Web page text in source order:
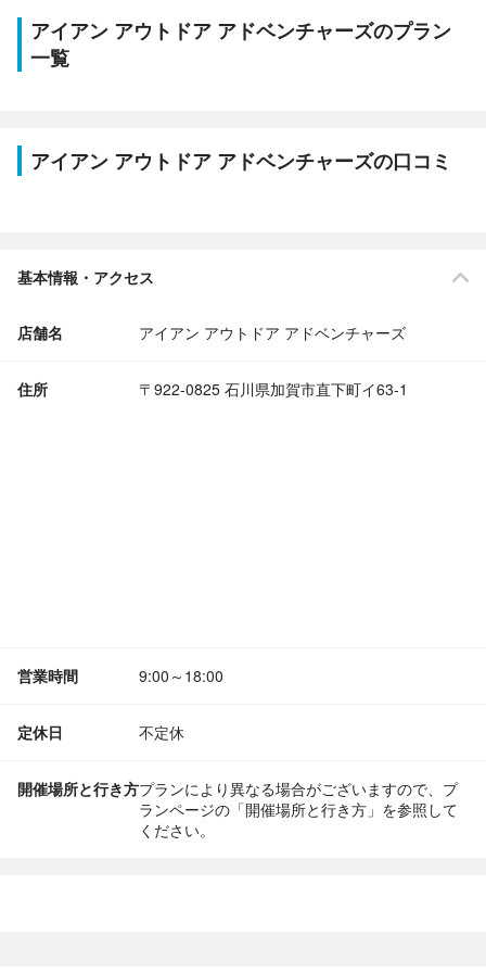
アイアン アウトドア アドベンチャーズのプラン
一覧
アイアン アウトドア アドベンチャーズの口コミ
基本情報・アクセス
店舗名 アイアン アウトドア アドベンチャーズ
住所 〒922-0825 石川県加賀市直下町イ63-1
営業時間 9:00～18:00
定休日 不定休
開催場所と行き方プランにより異なる場合がございますので、プ
ランページの「開催場所と行き方」を参照して
ください。